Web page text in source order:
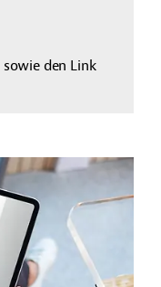
sowie den Link